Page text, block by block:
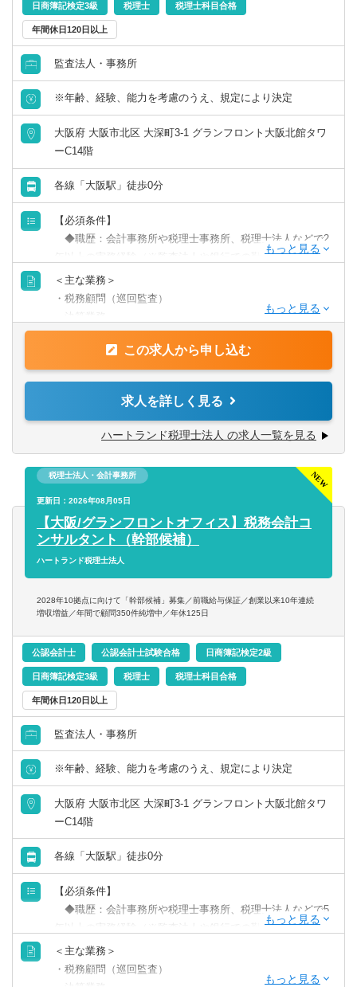
日商簿記検定3級 税理士 税理士科目合格
年間休日120日以上
監査法人・事務所
※年齢、経験、能力を考慮のうえ、規定により決定
大阪府 大阪市北区 大深町3-1 グランフロント大阪北館タワ
ーC14階
各線「大阪駅」徒歩0分
【必須条件】
◆職歴：会計事務所や税理士事務所、税理士法人などで2
年以上の実務経験（※監査法人や銀行での勤務は経験にカ
ウントされません）
◆経験：顧問先への巡回監査経験
【歓迎条件】
＜年収実績（2025年）＞
勤続1年以上の税務担当の平均年収 ：11,037,499円
勤続3年以上の税務担当の平均年収 ：14,251,600円
＜年収例＞
経験者枠
830万円／27歳／入社2年目／業界歴3年目／顧問件数22件
／年間顧問売上2,000万円（月給45万円+平均インセンティ
ブ月額24万円）
件／年間顧問売上2,600万円（月給45万円+平均インセンテ
1,390万円／28歳／入社3年目／業界歴5年目／顧問件数27件
／年間顧問売上3,000万円（月給45万円+平均インセン月額
61万円+管理職手当10万円）
1,580万円／40歳／入社7年目／業界歴12年／顧問件数32件
／年間顧問売上3,700万円（月給45万円+平均インセンティ
ブ月額66.5万円+管理職手当20万円）
※担当件数が多い方は大きな企業を相手にするケースが多
く、顧問料も高くなる傾向にあります。
＜主な業務＞
・税務顧問（巡回監査）
・タックスコンサルティング
・会社設立支援
※上記以外にも、経験年数や勤続年数、本人の要望に応じ
て資金調達支援や相続対策、組織再編や事業承継などの業
＜顧問先の傾向に関して＞
法人メインです。
創業間もないスタートアップから、年商100億円を超える大
企業まで幅広く対応しています。
すし、お任せする人は限られています。そのため、経験者
＜顧問先の割り振り＞
本人の希望や、経験年数を加味して担当顧問を割り振りま
す。「無理に受けさせられる」ということはありませんの
でご安心ください。
（1）担当を持ち、顧客対応を1人で完結できる。
（3）希望に応じて、部下の育成を担当する「チームリーダ
ー」、資産税案件(相続等)・複雑案件を一手に担う「スペシ
利益からレベニューシェア。
＜勤続年数に応じた業務内容と年収イメージ＞
◆入社1年目（年収700万円前後）
この求人から申し込む
求人を詳しく見る
ハートランド税理士法人 の求人一覧を見る
税理士法人・会計事務所
更新日：2026年08月05日
【大阪/グランフロントオフィス】税務会計コ
ンサルタント（幹部候補）
ハートランド税理士法人
2028年10拠点に向けて「幹部候補」募集／前職給与保証／創業以来10年連続
増収増益／年間で顧問350件純増中／年休125日
公認会計士 公認会計士試験合格 日商簿記検定2級
日商簿記検定3級 税理士 税理士科目合格
年間休日120日以上
監査法人・事務所
※年齢、経験、能力を考慮のうえ、規定により決定
大阪府 大阪市北区 大深町3-1 グランフロント大阪北館タワ
ーC14階
各線「大阪駅」徒歩0分
【必須条件】
◆職歴：会計事務所や税理士事務所、税理士法人などで5
年以上の実務経験（※監査法人や銀行での勤務は経験にカ
ウントされません）
◆経験：顧問先への巡回監査経験
＜主な業務＞
・税務顧問（巡回監査）